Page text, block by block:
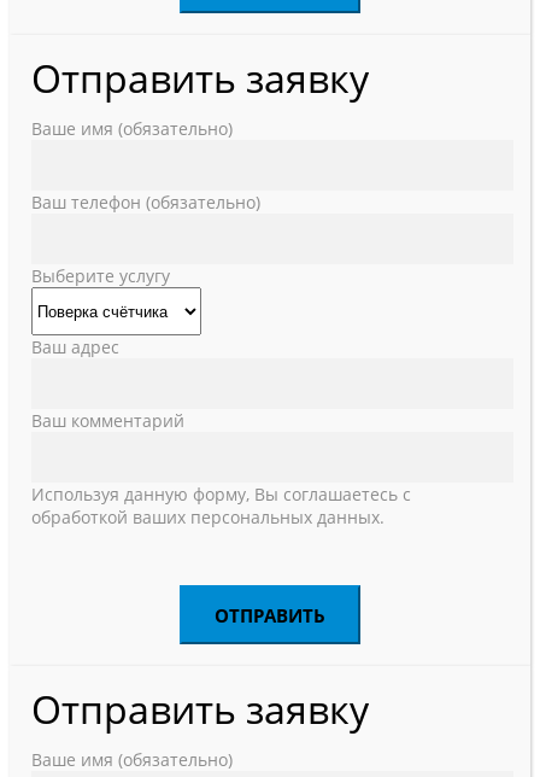
Отправить заявку
Ваше имя (обязательно)
Ваш телефон (обязательно)
Выберите услугу
Ваш адрес
Ваш комментарий
Используя данную форму, Вы соглашаетесь с
обработкой ваших персональных данных.
Отправить заявку
Ваше имя (обязательно)